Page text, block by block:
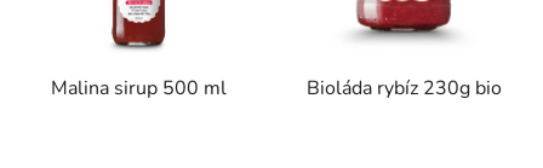
Malina sirup 500 ml Bioláda rybíz 230g bio